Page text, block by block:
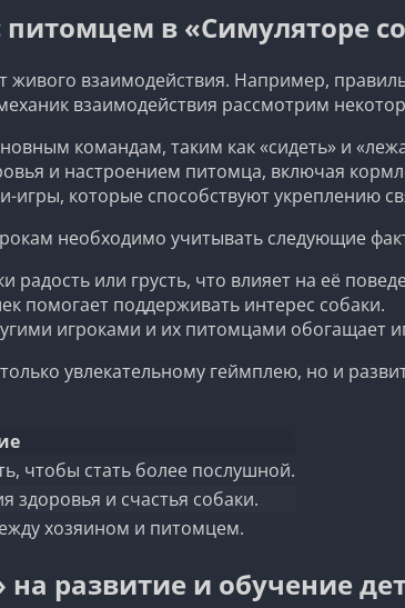
в «Симуляторе
живого взаимодействия. Например,
взаимодействия рассмотрим
командам, таким как «сидеть» и
и настроением питомца, включая
которые способствуют укреплению
необходимо учитывать следующие
радость или грусть, что влияет на её
помогает поддерживать интерес собаки.
игроками и их питомцами обогащает
увлекательному геймплею, но и
чтобы стать более послушной.
здоровья и счастья собаки.
хозяином и питомцем.
развитие и обучение